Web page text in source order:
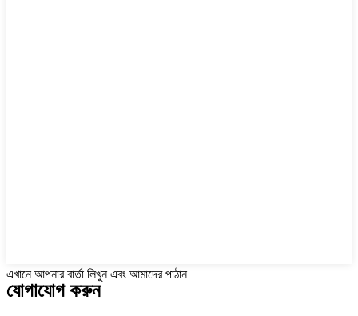
এখানে আপনার বার্তা লিখুন এবং আমাদের পাঠান
যোগাযোগ করুন